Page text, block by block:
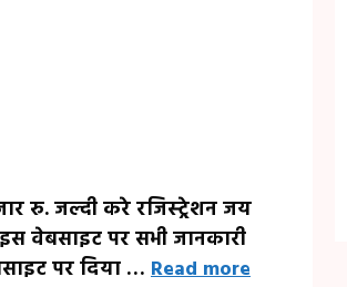
रु. जल्दी करे रजिस्ट्रेशन जय
वेबसाइट पर सभी जानकारी
पर दिया … Read more